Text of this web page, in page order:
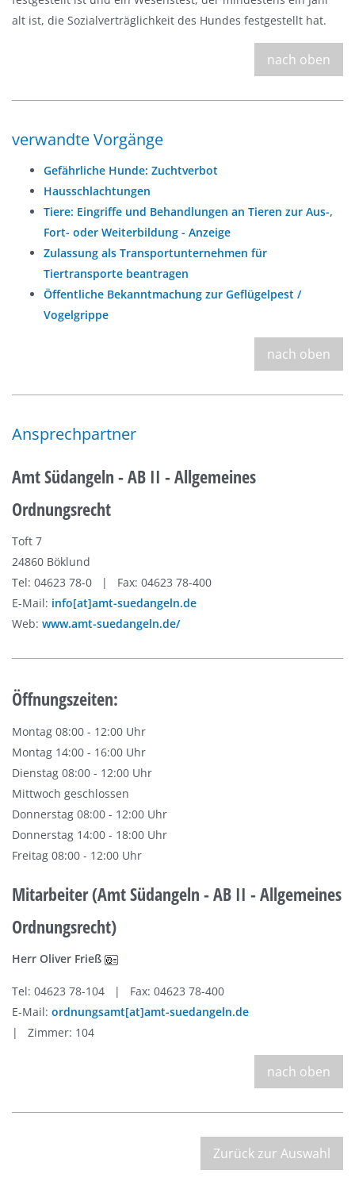
alt ist, die Sozialverträglichkeit des Hundes festgestellt hat.
nach oben
verwandte Vorgänge
Gefährliche Hunde: Zuchtverbot
Hausschlachtungen
Tiere: Eingriffe und Behandlungen an Tieren zur Aus-,
Fort- oder Weiterbildung - Anzeige
Zulassung als Transportunternehmen für
Tiertransporte beantragen
Öffentliche Bekanntmachung zur Geflügelpest /
Vogelgrippe
nach oben
Ansprechpartner
Amt Südangeln - AB II - Allgemeines
Ordnungsrecht
Toft 7
24860 Böklund
Tel: 04623 78-0 | Fax: 04623 78-400
E-Mail: info[at]amt-suedangeln.de
Web: www.amt-suedangeln.de/
Öffnungszeiten:
Montag 08:00 - 12:00 Uhr
Montag 14:00 - 16:00 Uhr
Dienstag 08:00 - 12:00 Uhr
Mittwoch geschlossen
Donnerstag 08:00 - 12:00 Uhr
Donnerstag 14:00 - 18:00 Uhr
Freitag 08:00 - 12:00 Uhr
Mitarbeiter (Amt Südangeln - AB II - Allgemeines
Ordnungsrecht)
Herr Oliver Frieß
Tel: 04623 78-104 | Fax: 04623 78-400
E-Mail: ordnungsamt[at]amt-suedangeln.de
| Zimmer: 104
nach oben
Zurück zur Auswahl